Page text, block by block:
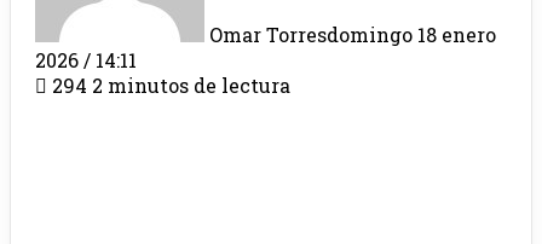
Omar Torresdomingo 18 enero
2026 / 14:11
294 2 minutos de lectura